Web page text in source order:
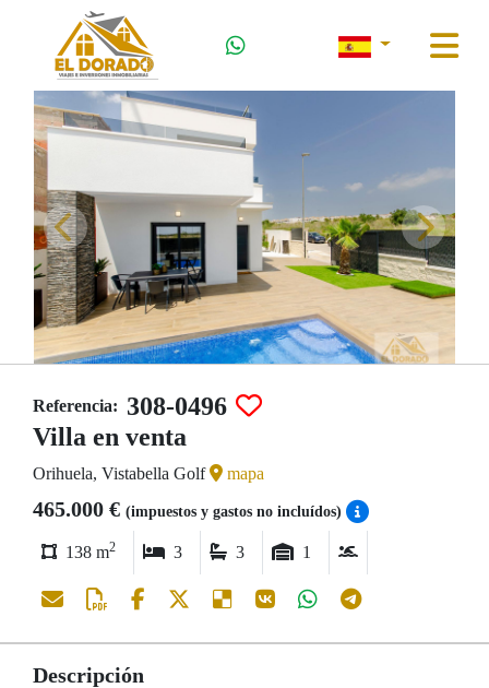
Referencia: 308-0496
Villa en venta
Orihuela, Vistabella Golf mapa
465.000 € (impuestos y gastos no incluídos)
138 m2 3 3 1
Descripción